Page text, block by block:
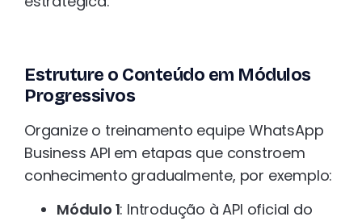
Estruture o Conteúdo em Módulos
Progressivos
Organize o treinamento equipe WhatsApp
Business API em etapas que constroem
conhecimento gradualmente, por exemplo:
Módulo 1: Introdução à API oficial do